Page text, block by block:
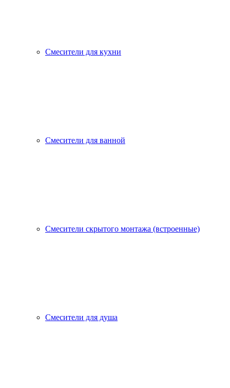
Смесители для кухни
Смесители для ванной
Смесители скрытого монтажа (встроенные)
Смесители для душа